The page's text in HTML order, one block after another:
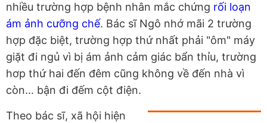
nhiều trường hợp bệnh nhân mắc chứng rối loạn
ám ảnh cưỡng chế. Bác sĩ Ngô nhớ mãi 2 trường
hợp đặc biệt, trường hợp thứ nhất phải "ôm" máy
giặt đi ngủ vì bị ám ảnh cảm giác bẩn thỉu, trường
hơp thứ hai đến đêm cũng không về đến nhà vì
còn… bận đi đếm cột điện.
Theo bác sĩ, xã hội hiện